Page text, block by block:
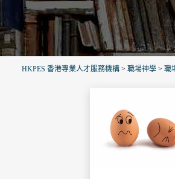
HKPES 香港專業人才服務機構 > 職場神學 > 職